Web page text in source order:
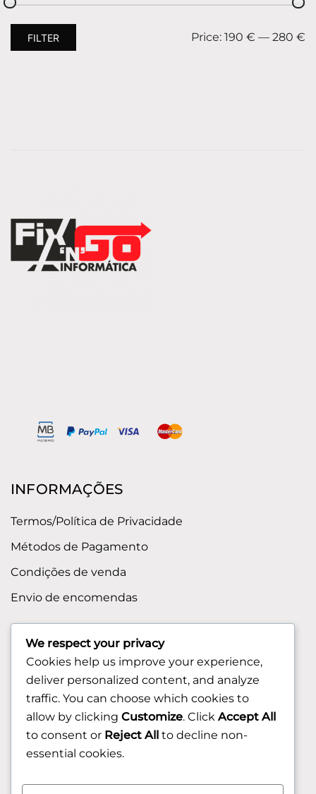
FILTER Price: 190 € — 280 €
INFORMAÇÕES
Termos/Política de Privacidade
Métodos de Pagamento
Condições de venda
Envio de encomendas
Contactos
FAQ (Perguntas Frequentes)
CLIENTE
Área do Cliente
We respect your privacy
Cookies help us improve your experience,
deliver personalized content, and analyze
traffic. You can choose which cookies to
allow by clicking Customize. Click Accept All
to consent or Reject All to decline non-
essential cookies.